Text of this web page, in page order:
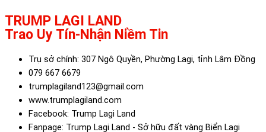
TRUMP LAGI LAND
Trao Uy Tín-Nhận Niềm Tin
Trụ sở chính: 307 Ngô Quyền, Phường Lagi, tỉnh Lâm Đồng
079 667 6679
trumplagiland123@gmail.com
www.trumplagiland.com
Facebook: Trump Lagi Land
Fanpage: Trump Lagi Land - Sở hữu đất vàng Biển Lagi